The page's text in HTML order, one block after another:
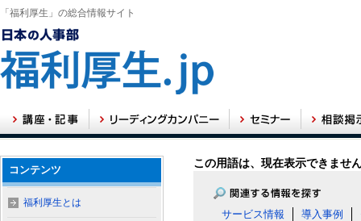
「福利厚生」の総合情報サイト
この用語は、現在表示できませ
サービス情報 導入事例
コンテンツ
福利厚生とは